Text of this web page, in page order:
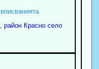
район Красно село